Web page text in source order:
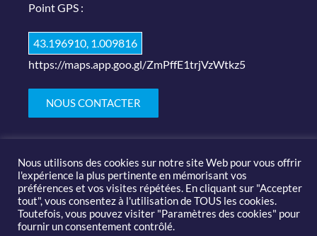
Point GPS :
43.196910, 1.009816
https://maps.app.goo.gl/ZmPffE1trjVzWtkz5
NOUS CONTACTER
© 2019-2020 Salon des arts et du feu |Mentions légales
Nous utilisons des cookies sur notre site Web pour vous offrir
l'expérience la plus pertinente en mémorisant vos
préférences et vos visites répétées. En cliquant sur "Accepter
tout", vous consentez à l'utilisation de TOUS les cookies.
Toutefois, vous pouvez visiter "Paramètres des cookies" pour
fournir un consentement contrôlé.